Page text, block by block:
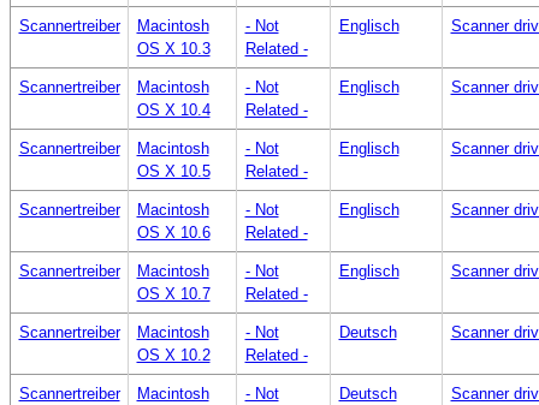
Scannertreiber
Macintosh
OS X 10.3
- Not
Related -
Englisch Scanner
Scannertreiber
Macintosh
OS X 10.4
- Not
Related -
Englisch Scanner
Scannertreiber
Macintosh
OS X 10.5
- Not
Related -
Englisch Scanner
Scannertreiber
Macintosh
OS X 10.6
- Not
Related -
Englisch Scanner
Scannertreiber
Macintosh
OS X 10.7
- Not
Related -
Englisch Scanner
Scannertreiber
Macintosh
OS X 10.2
- Not
Related -
Deutsch Scanner
Scannertreiber
Macintosh
- Not
Deutsch Scanner